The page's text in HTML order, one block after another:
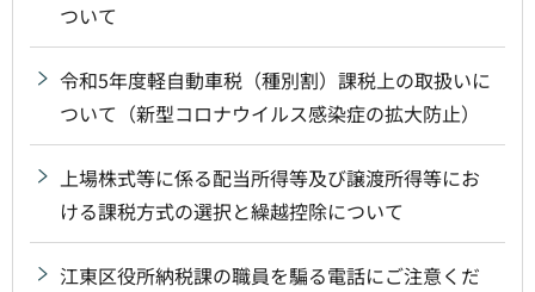
ついて
令和5年度軽自動車税（種別割）課税上の取扱いに
ついて（新型コロナウイルス感染症の拡大防止）
上場株式等に係る配当所得等及び譲渡所得等にお
ける課税方式の選択と繰越控除について
江東区役所納税課の職員を騙る電話にご注意くだ